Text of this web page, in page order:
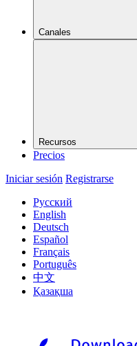
Canales
Recursos
Precios
Iniciar sesión Registrarse
Русский
English
Deutsch
Español
Français
Português
中文
Қазақша